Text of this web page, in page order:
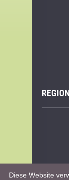
Diese Website